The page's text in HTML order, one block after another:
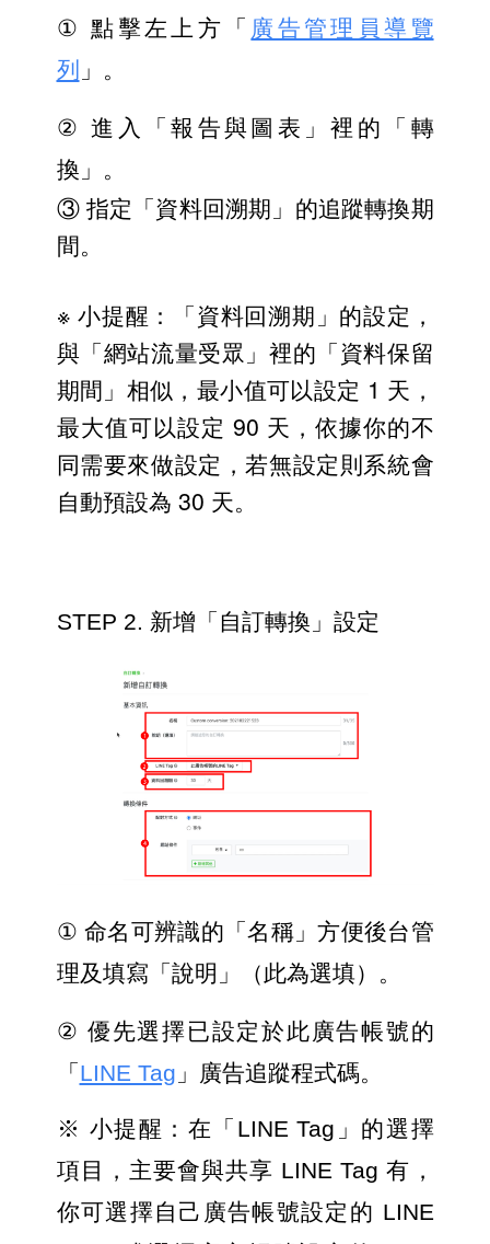
① 點擊左上方「 廣告管理員導覽
列 」。
② 進入「報告與圖表」裡的「轉
換」。
③ 指定「資料回溯期」的追蹤轉換期
間。
※ 小提醒：「資料回溯期」的設定，
與「網站流量受眾」裡的「資料保留
期間」相似，最小值可以設定 1 天，
最大值可以設定 90 天，依據你的不
同需要來做設定，若無設定則系統會
自動預設為 30 天。
STEP 2. 新增「自訂轉換」設定
① 命名可辨識的「名稱」方便後台管
理及填寫「說明」（此為選填）。
② 優先選擇已設定於此廣告帳號的
「 LINE Tag 」廣告追蹤程式碼。
※ 小提醒：在「LINE Tag」的選擇
項目，主要會與共享 LINE Tag 有，
你可選擇自己廣告帳號設定的 LINE